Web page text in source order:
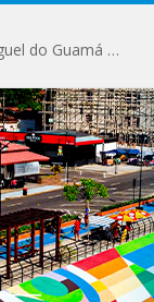
Milhares de fiéis tomam as ruas de São Miguel do Guamá em uma grande celebração de fé na Marcha para Jesus 2026.